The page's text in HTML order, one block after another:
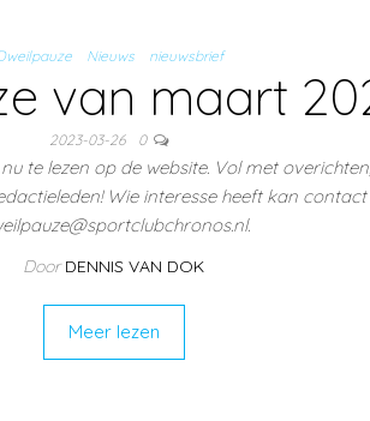
Nieuws nieuwsbrief
van maart
2023-03-26 0
te lezen op de website. Vol met
Wie interesse heeft kan
Door DENNIS VAN DOK
Meer lezen